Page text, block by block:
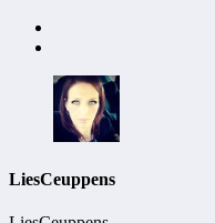
LiesCeuppens